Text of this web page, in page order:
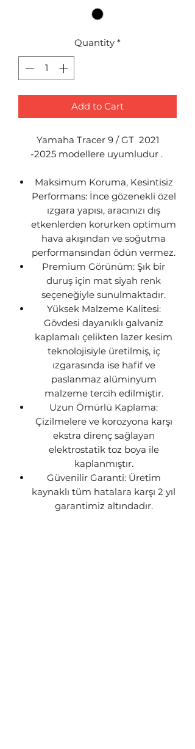
Quantity *
Add to Cart
Yamaha Tracer 9 / GT 2021
-2025 modellere uyumludur .
Maksimum Koruma, Kesintisiz
Performans: İnce gözenekli özel
ızgara yapısı, aracınızı dış
etkenlerden korurken optimum
hava akışından ve soğutma
performansından ödün vermez.
Premium Görünüm: Şık bir
duruş için mat siyah renk
seçeneğiyle sunulmaktadır.
Yüksek Malzeme Kalitesi:
Gövdesi dayanıklı galvaniz
kaplamalı çelikten lazer kesim
teknolojisiyle üretilmiş, iç
ızgarasında ise hafif ve
paslanmaz alüminyum
malzeme tercih edilmiştir.
Uzun Ömürlü Kaplama:
Çizilmelere ve korozyona karşı
ekstra direnç sağlayan
elektrostatik toz boya ile
kaplanmıştır.
Güvenilir Garanti: Üretim
kaynaklı tüm hatalara karşı 2 yıl
garantimiz altındadır.